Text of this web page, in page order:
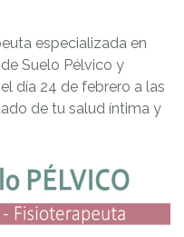
especializada en
Suelo Pélvico y
día 24 de febrero a las
de tu salud íntima y